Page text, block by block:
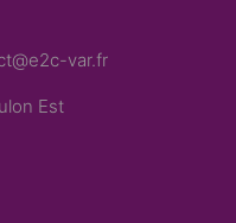
var.fr
Est